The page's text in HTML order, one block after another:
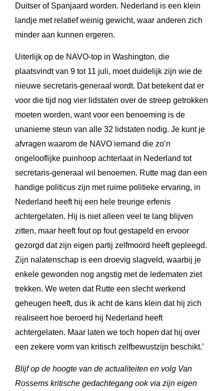
Duitser of Spanjaard worden. Nederland is een klein
landje met relatief weinig gewicht, waar anderen zich
minder aan kunnen ergeren.
Uiterlijk op de NAVO-top in Washington, die
plaatsvindt van 9 tot 11 juli, moet duidelijk zijn wie de
nieuwe secretaris-generaal wordt. Dat betekent dat er
voor die tijd nog vier lidstaten over de streep getrokken
moeten worden, want voor een benoeming is de
unanieme steun van alle 32 lidstaten nodig. Je kunt je
afvragen waarom de NAVO iemand die zo’n
ongelooflijke puinhoop achterlaat in Nederland tot
secretaris-generaal wil benoemen. Rutte mag dan een
handige politicus zijn met ruime politieke ervaring, in
Nederland heeft hij een hele treurige erfenis
achtergelaten. Hij is niet alleen veel te lang blijven
zitten, maar heeft fout op fout gestapeld en ervoor
gezorgd dat zijn eigen partij zelfmoord heeft gepleegd.
Zijn nalatenschap is een droevig slagveld, waarbij je
enkele gewonden nog angstig met de ledematen ziet
trekken. We weten dat Rutte een slecht werkend
geheugen heeft, dus ik acht de kans klein dat hij zich
realiseert hoe beroerd hij Nederland heeft
achtergelaten. Maar laten we toch hopen dat hij over
een zekere vorm van kritisch zelfbewustzijn beschikt.’
Blijf op de hoogte van de actualiteiten en volg Van
Rossems kritische gedachtegang ook via zijn eigen